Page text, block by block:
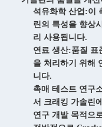
석유화학 산업:이
린의 특성을 향상
리 사용됩니다.
연료 생산:품질 표
을 처리하기 위해
니다.
촉매 테스트 연구
서 크래킹 가솔린
연구 개발 목적으